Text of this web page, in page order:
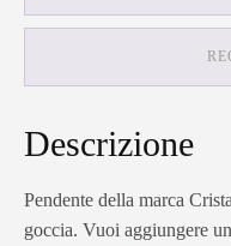
Descrizione
Pendente della marca
goccia. Vuoi aggiungere